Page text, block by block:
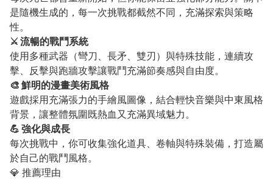
是隨機生成的，每一次挑戰都截然不同，充滿探索與策略
性。
⚔️ 流暢的戰鬥系統
使用多種武器（彎刀、長矛、雙刃）與特殊技能，連續攻
擊、反擊與跑牆攻擊讓戰鬥充滿節奏感與自由度。
🎨 鮮明的漫畫美術風格
遊戲採用充滿張力的手繪風圖像，結合輕快音樂與中東風格
背景，讓整體氛圍既熱血又充滿異域魅力。
💪 強化與成長
每次挑戰中，你可收集強化道具、卷軸與特殊裝備，打造屬
於自己的戰鬥風格。
💎 推薦理由